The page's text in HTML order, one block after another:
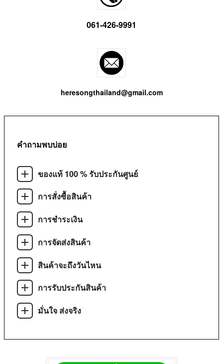
061-426-9991
heresongthailand@gmail.com
คำถามพบบ่อย
ของแท้ 100 % รับประกันศูนย์
การสั่งซื้อสินค้า
การชำระเงิน
การจัดส่งสินค้า
สินค้าจะถึงวันไหน
การรับประกันสินค้า
มั่นใจ ส่งจริง